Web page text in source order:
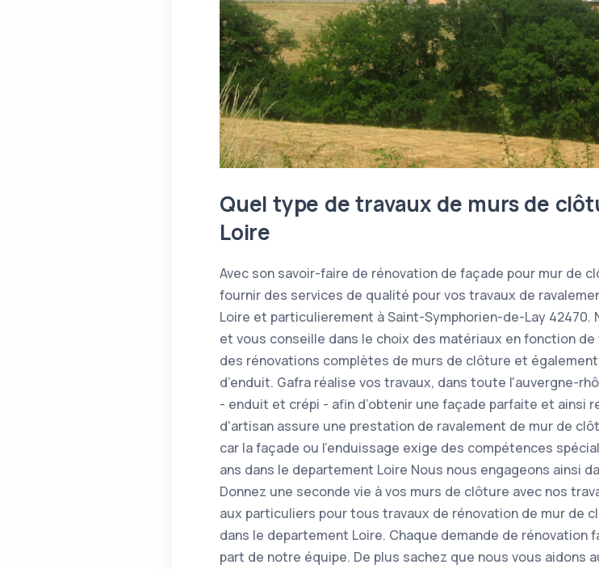
Quel type de travaux de murs de
Loire
Avec son savoir-faire de rénovation de façade pour mur de
fournir des services de qualité pour vos travaux de
Loire et particulierement à Saint-Symphorien-de-Lay
et vous conseille dans le choix des matériaux en fonction
des rénovations complètes de murs de clôture et
d’enduit. Gafra réalise vos travaux, dans toute l'auvergne-
- enduit et crépi - afin d’obtenir une façade parfaite et ainsi
d'artisan assure une prestation de ravalement de mur de
car la façade ou l'enduissage exige des compétences
ans dans le departement Loire Nous nous engageons ainsi
Donnez une seconde vie à vos murs de clôture avec nos
aux particuliers pour tous travaux de rénovation de mur de
dans le departement Loire. Chaque demande de rénovation
part de notre équipe. De plus sachez que nous vous aidons